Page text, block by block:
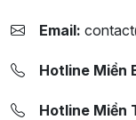
Email:
Hotline Miền
Hotline Miền